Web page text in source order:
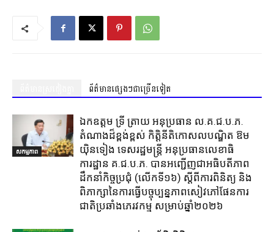
ព័ត៌មានផ្សេងៗជាច្រើនទៀត
សកម្មភាព
ឯកឧត្តម ទ្រី ត្រាយ អនុប្រធាន ល.គ.ជ.ប.ភ.
តំណាងដ៏ខ្ពង់ខ្ពស់ កិត្តិនីតិកោសលបណ្ឌិត ឱម
យ៉ិនទៀង ទេសរដ្ឋមន្ត្រី អនុប្រធានលេខាធិ
ការដ្ឋាន គ.ជ.ប.ភ. បានអញ្ជើញជាអធិបតីភាព
ដឹកនាំកិច្ចប្រជុំ (លេីកទី១៦) ស្តីពីការពិនិត្យ​ និង
ពិភាក្សានៃការធ្វេីបច្ចុប្បន្នភាពសៀវភៅផែនការ
ជាតិប្រឆាំងភេរវកម្ម​ សម្រាប់ឆ្នាំ២០២៦​